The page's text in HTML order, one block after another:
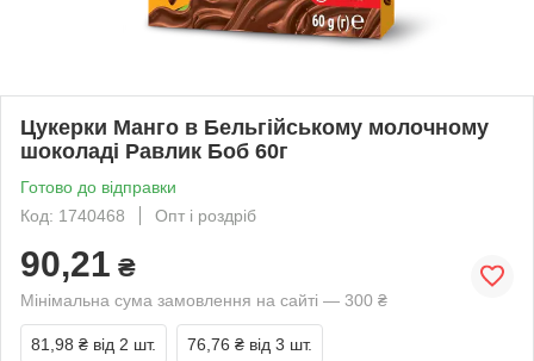
Цукерки Манго в Бельгійському молочному
шоколаді Равлик Боб 60г
Готово до відправки
Код: 1740468
Опт і роздріб
90,21 ₴
Мінімальна сума замовлення на сайті — 300 ₴
81,98 ₴ від 2 шт. 76,76 ₴ від 3 шт.